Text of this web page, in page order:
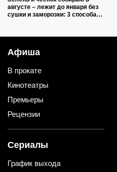
августе – лежит до января без
сушки и заморозки: 3 способа
Афиша
В прокате
Кинотеатры
Премьеры
Рецензии
Сериалы
График выхода